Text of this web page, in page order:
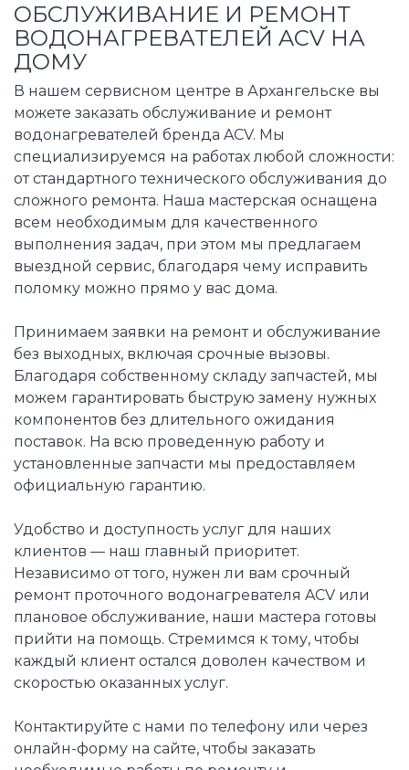
ОБСЛУЖИВАНИЕ И РЕМОНТ
ВОДОНАГРЕВАТЕЛЕЙ ACV НА
ДОМУ
В нашем сервисном центре в Архангельске вы
можете заказать обслуживание и ремонт
водонагревателей бренда ACV. Мы
специализируемся на работах любой сложности:
от стандартного технического обслуживания до
сложного ремонта. Наша мастерская оснащена
всем необходимым для качественного
выполнения задач, при этом мы предлагаем
выездной сервис, благодаря чему исправить
поломку можно прямо у вас дома.
Принимаем заявки на ремонт и обслуживание
без выходных, включая срочные вызовы.
Благодаря собственному складу запчастей, мы
можем гарантировать быструю замену нужных
компонентов без длительного ожидания
поставок. На всю проведенную работу и
установленные запчасти мы предоставляем
официальную гарантию.
Удобство и доступность услуг для наших
клиентов — наш главный приоритет.
Независимо от того, нужен ли вам срочный
ремонт проточного водонагревателя ACV или
плановое обслуживание, наши мастера готовы
прийти на помощь. Стремимся к тому, чтобы
каждый клиент остался доволен качеством и
скоростью оказанных услуг.
Контактируйте с нами по телефону или через
онлайн-форму на сайте, чтобы заказать